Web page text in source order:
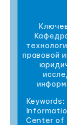
правовой
Center of